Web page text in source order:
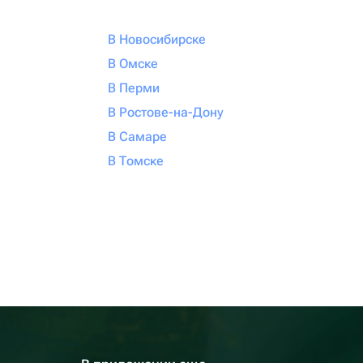
В Новосибирске
В Омске
В Перми
В Ростове-на-Дону
В Самаре
В Томске